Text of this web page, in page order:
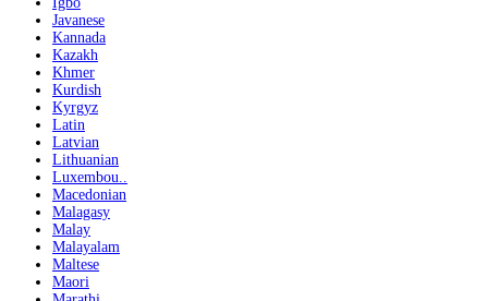
Javanese
Kannada
Kazakh
Khmer
Kurdish
Kyrgyz
Latin
Latvian
Lithuanian
Luxembou..
Macedonian
Malagasy
Malay
Malayalam
Maltese
Maori